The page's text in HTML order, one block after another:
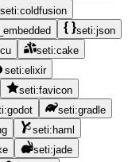
seti:coldfusion
seti:json
seti:cake
seti:elixir
seti:favicon
seti:gradle
seti:haml
seti:jade